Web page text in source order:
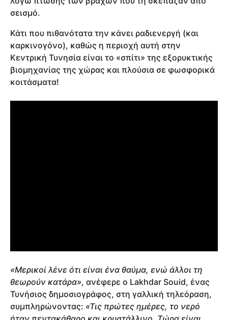
σεισμό.
Κάτι που πιθανότατα την κάνει ραδιενεργή (και
καρκινογόνο), καθώς η περιοχή αυτή στην
Κεντρική Τυνησία είναι το «σπίτι» της εξορυκτικής
βιομηχανίας της χώρας και πλούσια σε φωσφορικά
κοιτάσματα!
«Μερικοί λένε ότι είναι ένα θαύμα, ενώ άλλοι τη
θεωρούν κατάρα», ανέφερε ο Lakhdar Souid, ένας
Τυνήσιος δημοσιογράφος, στη γαλλική τηλεόραση,
συμπληρώνοντας: «Τις πρώτες ημέρες, το νερό